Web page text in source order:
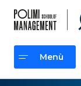
Menù
Menù